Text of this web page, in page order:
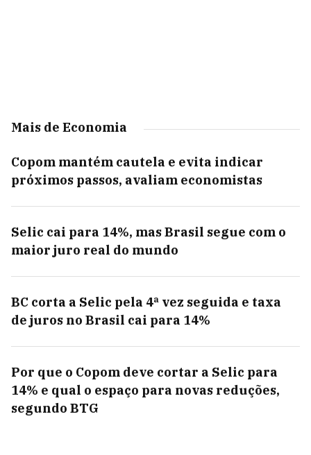
Mais de Economia
Copom mantém cautela e evita indicar
próximos passos, avaliam economistas
Selic cai para 14%, mas Brasil segue com o
maior juro real do mundo
BC corta a Selic pela 4ª vez seguida e taxa
de juros no Brasil cai para 14%
Por que o Copom deve cortar a Selic para
14% e qual o espaço para novas reduções,
segundo BTG